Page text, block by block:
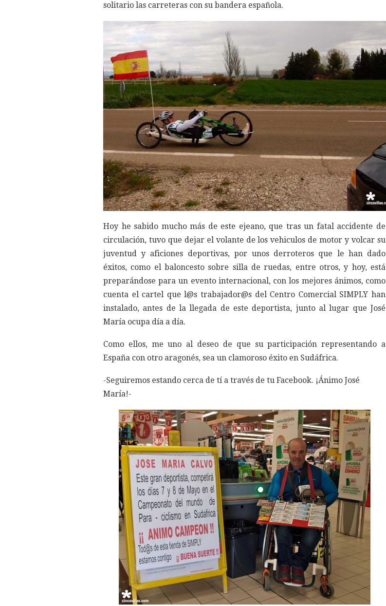
solitario las carreteras con su bandera española.
Hoy he sabido mucho más de este ejeano, que tras un fatal accidente de
circulación, tuvo que dejar el volante de los vehiculos de motor y volcar su
juventud y aficiones deportivas, por unos derroteros que le han dado
éxitos, como el baloncesto sobre silla de ruedas, entre otros, y hoy, está
preparándose para un evento internacional, con los mejores ánimos, como
cuenta el cartel que l@s trabajador@s del Centro Comercial SIMPLY han
instalado, antes de la llegada de este deportista, junto al lugar que José
María ocupa día a día.
Como ellos, me uno al deseo de que su participación representando a
España con otro aragonés, sea un clamoroso éxito en Sudáfrica.
-Seguiremos estando cerca de tí a través de tu Facebook. ¡Ánimo José
María!-